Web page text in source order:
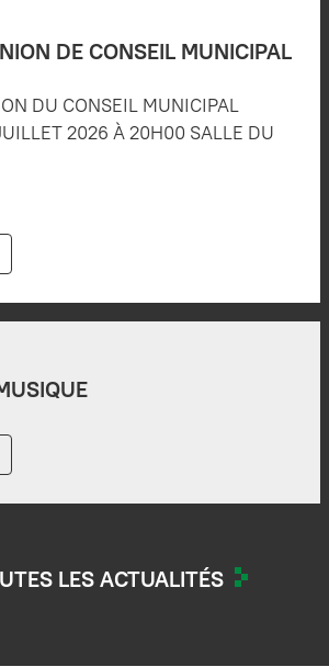
DE CONSEIL MUNICIPAL
DU CONSEIL MUNICIPAL
2026 À 20H00 SALLE DU
LES ACTUALITÉS